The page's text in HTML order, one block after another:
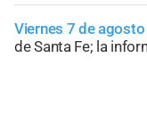
Viernes 7 de
de Santa Fe; la